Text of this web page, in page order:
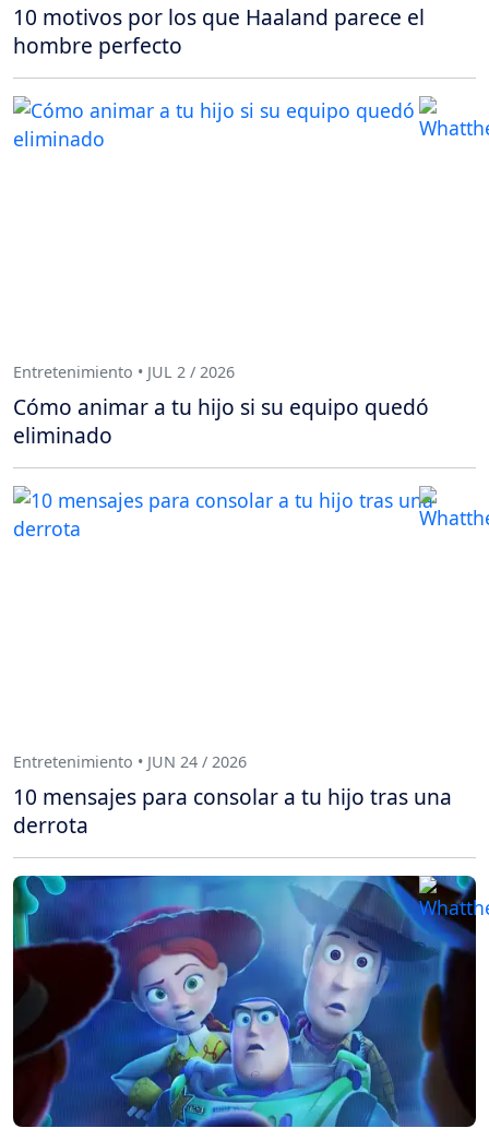
10 motivos por los que Haaland parece el
hombre perfecto
Entretenimiento • JUL 2 / 2026
Cómo animar a tu hijo si su equipo quedó
eliminado
Entretenimiento • JUN 24 / 2026
10 mensajes para consolar a tu hijo tras una
derrota